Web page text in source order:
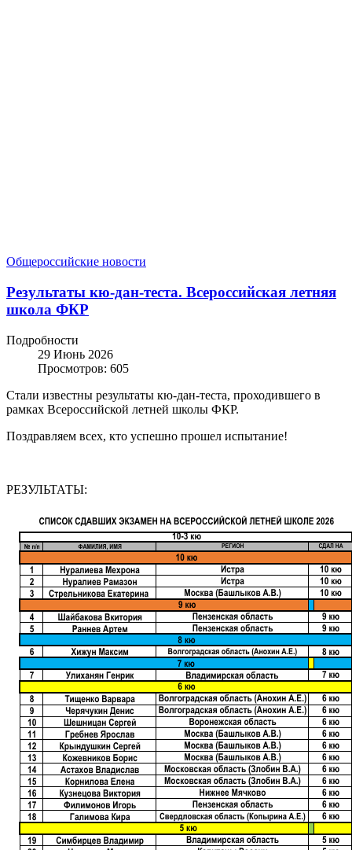
Общероссийские новости
Результаты кю-дан-теста. Всероссийская летняя
школа ФКР
Подробности
29 Июнь 2026
Просмотров: 605
Стали известны результаты кю-дан-теста, проходившего в
рамках Всероссийской летней школы ФКР.
Поздравляем всех, кто успешно прошел испытание!
РЕЗУЛЬТАТЫ: